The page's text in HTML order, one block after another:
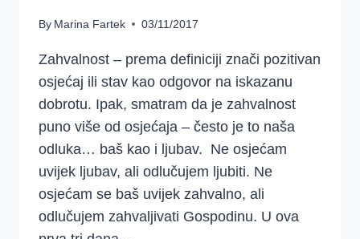
By Marina Fartek 03/11/2017
Zahvalnost – prema definiciji znači pozitivan
osjećaj ili stav kao odgovor na iskazanu
dobrotu. Ipak, smatram da je zahvalnost
puno više od osjećaja – često je to naša
odluka… baš kao i ljubav. Ne osjećam
uvijek ljubav, ali odlučujem ljubiti. Ne
osjećam se baš uvijek zahvalno, ali
odlučujem zahvaljivati Gospodinu. U ova